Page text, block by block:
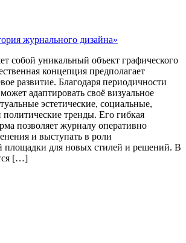
журнального дизайна»
собой уникальный объект графического
концепция предполагает
развитие. Благодаря периодичности
адаптировать своё визуальное
эстетические, социальные,
тренды. Его гибкая
позволяет журналу оперативно
и выступать в роли
площадки для новых стилей и решений. В
[…]